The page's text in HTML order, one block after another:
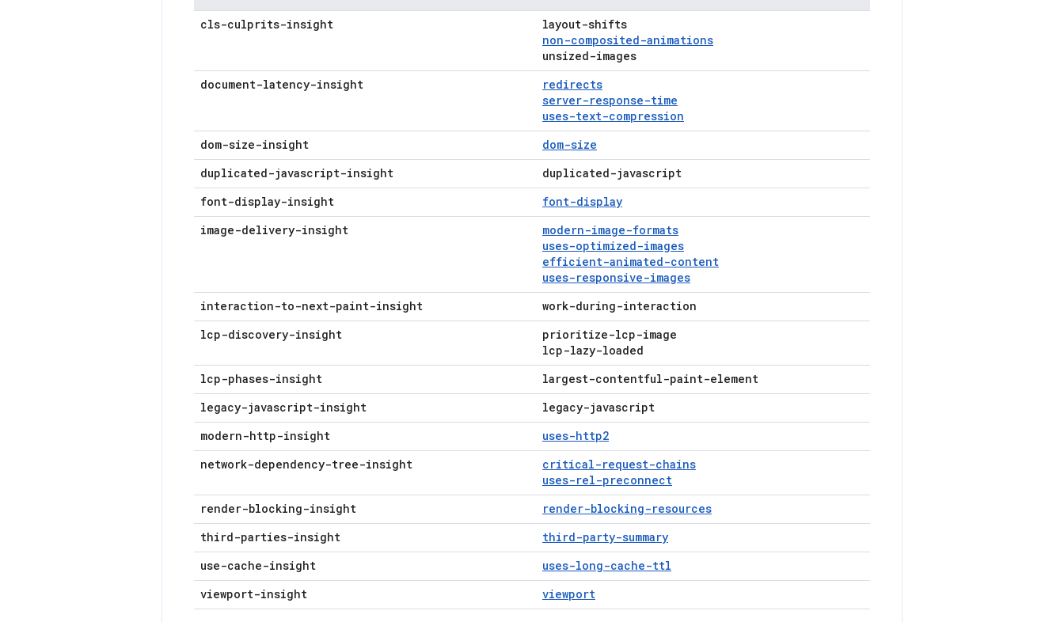
cls-culprits-insight
layout-shifts
non-composited-animations
unsized-images
document-latency-insight
redirects
server-response-time
uses-text-compression
dom-size-insight
dom-size
duplicated-javascript-insight
duplicated-javascript
font-display-insight
font-display
image-delivery-insight
modern-image-formats
uses-optimized-images
efficient-animated-content
uses-responsive-images
interaction-to-next-paint-insight
work-during-interaction
lcp-discovery-insight
prioritize-lcp-image
lcp-lazy-loaded
lcp-phases-insight
largest-contentful-paint-element
legacy-javascript-insight
legacy-javascript
modern-http-insight
uses-http2
network-dependency-tree-insight
critical-request-chains
uses-rel-preconnect
render-blocking-insight
render-blocking-resources
third-parties-insight
third-party-summary
use-cache-insight
uses-long-cache-ttl
viewport-insight
viewport